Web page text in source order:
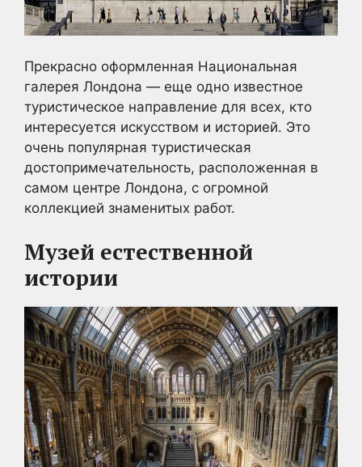
Прекрасно оформленная Национальная
галерея Лондона — еще одно известное
туристическое направление для всех, кто
интересуется искусством и историей. Это
очень популярная туристическая
достопримечательность, расположенная в
самом центре Лондона, с огромной
коллекцией знаменитых работ.
Музей естественной
истории